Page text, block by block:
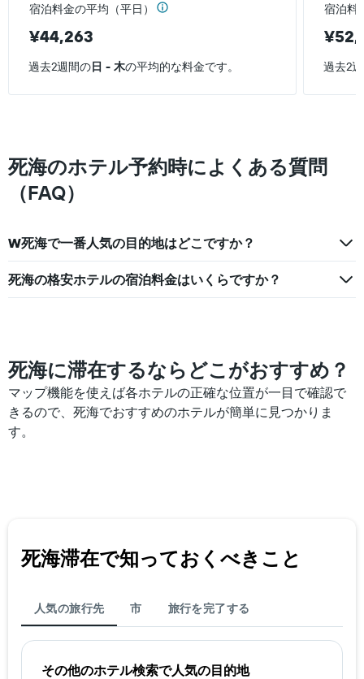
宿泊料金の平均（平日）
¥44,263
宿泊料
過去2週間の日 - 木の平均的な料金です。 過去2
死海のホテル予約時によくある質問
（FAQ）
W死海で一番人気の目的地はどこですか？
死海の格安ホテルの宿泊料金はいくらですか？
死海に滞在するならどこがおすすめ？
マップ機能を使えば各ホテルの正確な位置が一目で確認で
きるので、死海でおすすめのホテルが簡単に見つかりま
す。
死海​滞在で知っておくべきこと
人気の旅行先 市 旅行を完了する
その他のホテル検索で人気の目的地